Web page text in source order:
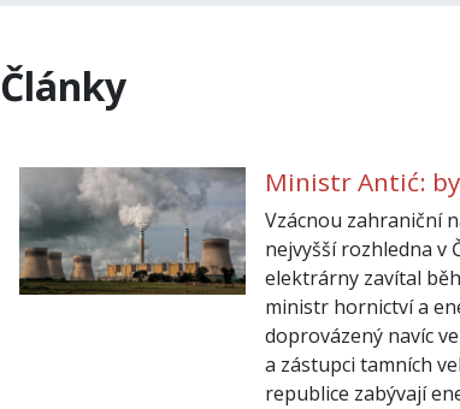
Články
Ministr Antić:
Vzácnou zahraniční
nejvyšší rozhledna v
elektrárny zavítal
ministr hornictví a
doprovázený navíc
a zástupci tamních
republice zabývají